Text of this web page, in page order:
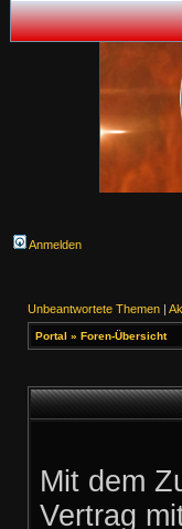
Anmelden
Unbeantwortete Themen |
Portal » Foren-Übersicht
Mit dem
Vertrag